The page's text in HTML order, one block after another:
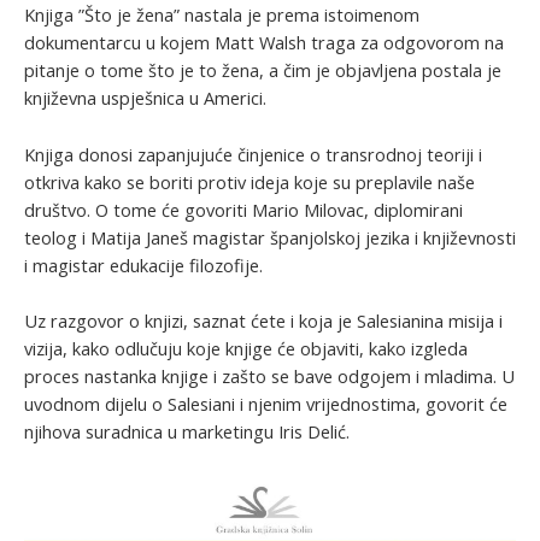
Knjiga ”Što je žena” nastala je prema istoimenom
dokumentarcu u kojem Matt Walsh traga za odgovorom na
pitanje o tome što je to žena, a čim je objavljena postala je
književna uspješnica u Americi.
Knjiga donosi zapanjujuće činjenice o transrodnoj teoriji i
otkriva kako se boriti protiv ideja koje su preplavile naše
društvo. O tome će govoriti Mario Milovac, diplomirani
teolog i Matija Janeš magistar španjolskoj jezika i književnosti
i magistar edukacije filozofije.
Uz razgovor o knjizi, saznat ćete i koja je Salesianina misija i
vizija, kako odlučuju koje knjige će objaviti, kako izgleda
proces nastanka knjige i zašto se bave odgojem i mladima. U
uvodnom dijelu o Salesiani i njenim vrijednostima, govorit će
njihova suradnica u marketingu Iris Delić.